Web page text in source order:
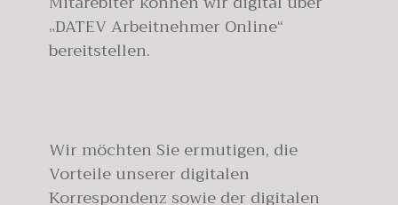
„DATEV Arbeitnehmer Online“
bereitstellen.
Wir möchten Sie ermutigen, die
Vorteile unserer digitalen
Korrespondenz sowie der digitalen